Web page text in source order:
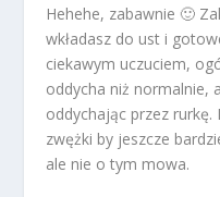
Hehehe, zabawnie 🙂
wkładasz do ust i
ciekawym uczuciem,
oddycha niż normalnie,
oddychając przez
zwężki by jeszcze
ale nie o tym mowa.